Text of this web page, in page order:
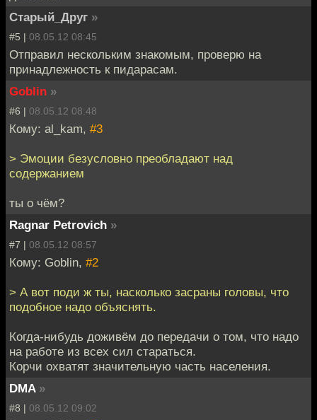
Старый_Друг »
#5 | 08.05.12 08:45
Отправил нескольким знакомым, проверю на
принадлежность к пидарасам.
Goblin »
#6 | 08.05.12 08:48
Кому: al_kam, #3
> Эмоции безусловно преобладают над
содержанием
ты о чём?
Ragnar Petrovich »
#7 | 08.05.12 08:57
Кому: Goblin, #2
> А вот поди ж ты, насколько засраны головы, что
подобное надо объяснять.
Когда-нибудь доживём до передачи о том, что надо
на работе из всех сил стараться.
Корчи охватят значительную часть населения.
DMA »
#8 | 08.05.12 09:02